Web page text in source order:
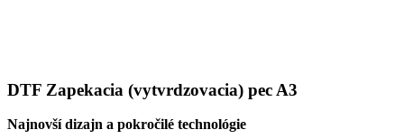
DTF Zapekacia (vytvrdzovacia) pec A3
Najnovší dizajn a pokročilé technológie